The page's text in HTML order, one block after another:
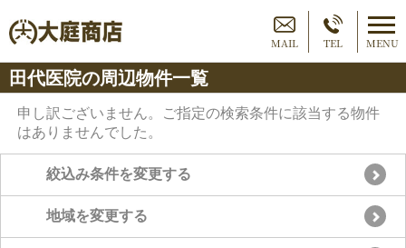
MAIL TEL MENU
田代医院の周辺物件一覧
申し訳ございません。ご指定の検索条件に該当する物件
はありませんでした。
絞込み条件を変更する
地域を変更する